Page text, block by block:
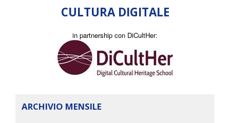
CULTURA DIGITALE
in partnership con DiCultHer:
ARCHIVIO MENSILE